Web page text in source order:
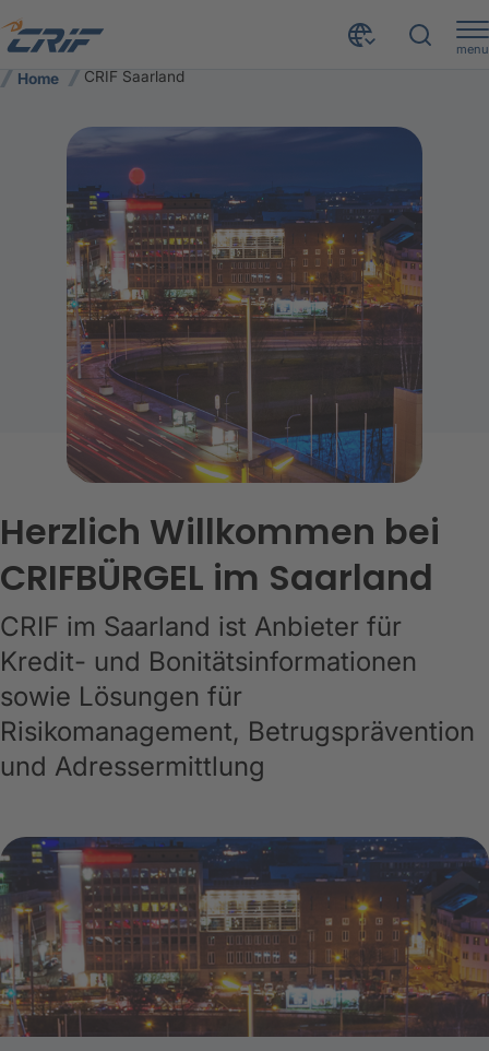
menu
Home CRIF Saarland
Herzlich Willkommen bei
CRIFBÜRGEL im Saarland
CRIF im Saarland ist Anbieter für
Kredit- und Bonitätsinformationen
sowie Lösungen für
Risikomanagement, Betrugsprävention
und Adressermittlung